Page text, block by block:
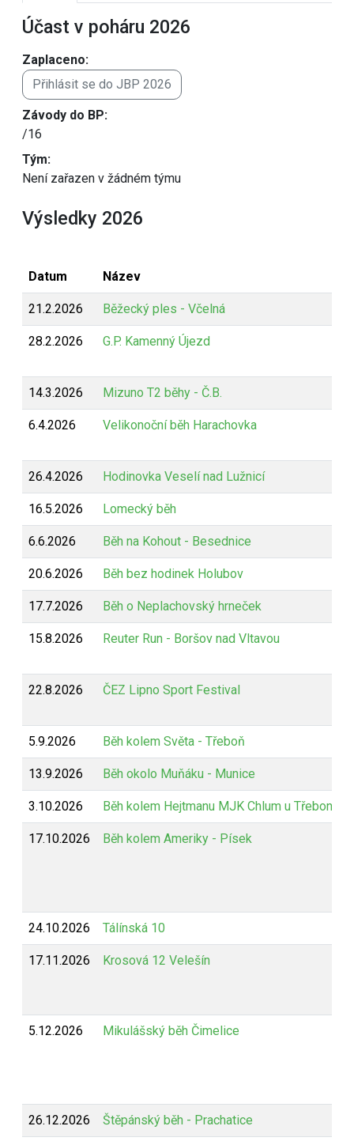
Účast v poháru 2026
Zaplaceno:
Přihlásit se do JBP 2026
Závody do BP:
/16
Tým:
Není zařazen v žádném týmu
Výsledky 2026
Datum Název
21.2.2026 Běžecký ples - Včelná
28.2.2026 G.P. Kamenný Újezd
14.3.2026 Mizuno T2 běhy - Č.B.
6.4.2026 Velikonoční běh Harachovka
26.4.2026 Hodinovka Veselí nad Lužnicí
16.5.2026 Lomecký běh
6.6.2026 Běh na Kohout - Besednice
20.6.2026 Běh bez hodinek Holubov
17.7.2026 Běh o Neplachovský hrneček
15.8.2026 Reuter Run - Boršov nad Vltavou
22.8.2026 ČEZ Lipno Sport Festival
5.9.2026 Běh kolem Světa - Třeboň
13.9.2026 Běh okolo Muňáku - Munice
3.10.2026 Běh kolem Hejtmanu MJK Chlum u Třeboně
17.10.2026 Běh kolem Ameriky - Písek
24.10.2026 Tálínská 10
17.11.2026 Krosová 12 Velešín
5.12.2026 Mikulášský běh Čimelice
26.12.2026 Štěpánský běh - Prachatice